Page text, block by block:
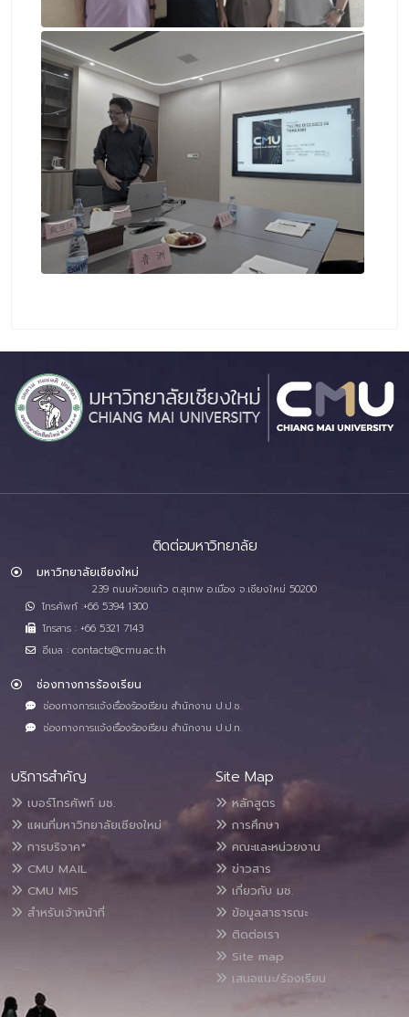
ติดต่อมหาวิทยาลัย
มหาวิทยาลัยเชียงใหม่
239 ถนนห้วยแก้ว ต.สุเทพ อ.เมือง จ.เชียงใหม่ 50200
โทรศัพท์ :+66 5394 1300
โทรสาร : +66 5321 7143
อีเมล : contacts@cmu.ac.th
ช่องทางการร้องเรียน
ช่องทางการแจ้งเรื่องร้องเรียน สำนักงาน ป.ป.ช.
ช่องทางการแจ้งเรื่องร้องเรียน สำนักงาน ป.ป.ท.
บริการสำคัญ
เบอร์โทรศัพท์ มช.
แผนที่มหาวิทยาลัยเชียงใหม่
การบริจาค*
CMU MAIL
CMU MIS
สำหรับเจ้าหน้าที่
Site Map
หลักสูตร
การศึกษา
คณะและหน่วยงาน
ข่าวสาร
เกี่ยวกับ มช.
ข้อมูลสาธารณะ
ติดต่อเรา
Site map
เสนอแนะ/ร้องเรียน